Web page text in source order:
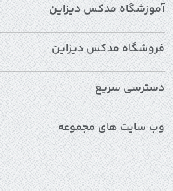
آموزشگاه مدکس دیزاین
فروشگاه مدکس دیزاین
دسترسی سریع
وب سایت های مجموعه